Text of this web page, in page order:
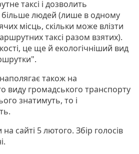
таксі і дозволить
людей (лише в одному
місць, скільки може влізти
таксі разом взятих).
це ще й екологічніший вид
також на
виду громадського транспорту
знатимуть, то і
сайті 5 лютого. Збір голосів